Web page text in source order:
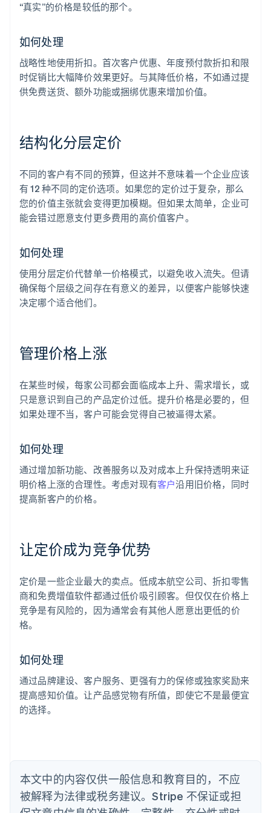
“真实”的价格是较低的那个。
如何处理
战略性地使用折扣。首次客户优惠、年度预付款折扣和限
时促销比大幅降价效果更好。与其降低价格，不如通过提
供免费送货、额外功能或捆绑优惠来增加价值。
结构化分层定价
不同的客户有不同的预算，但这并不意味着一个企业应该
有 12 种不同的定价选项。如果您的定价过于复杂，那么
您的价值主张就会变得更加模糊。但如果太简单，企业可
能会错过愿意支付更多费用的高价值客户。
如何处理
使用分层定价代替单一价格模式，以避免收入流失。但请
确保每个层级之间存在有意义的差异，以便客户能够快速
决定哪个适合他们。
管理价格上涨
在某些时候，每家公司都会面临成本上升、需求增长，或
只是意识到自己的产品定价过低。提升价格是必要的，但
如果处理不当，客户可能会觉得自己被逼得太紧。
如何处理
通过增加新功能、改善服务以及对成本上升保持透明来证
明价格上涨的合理性。考虑对现有客户沿用旧价格，同时
提高新客户的价格。
让定价成为竞争优势
定价是一些企业最大的卖点。低成本航空公司、折扣零售
商和免费增值软件都通过低价吸引顾客。但仅仅在价格上
竞争是有风险的，因为通常会有其他人愿意出更低的价
格。
如何处理
通过品牌建设、客户服务、更强有力的保修或独家奖励来
提高感知价值。让产品感觉物有所值，即使它不是最便宜
的选择。
本文中的内容仅供一般信息和教育目的，不应
被解释为法律或税务建议。Stripe 不保证或担
阿联酋
爱尔兰
English
爱沙尼亚
澳大利亚
English
巴西
Português English
保加利亚
English
丹麦
English
德国